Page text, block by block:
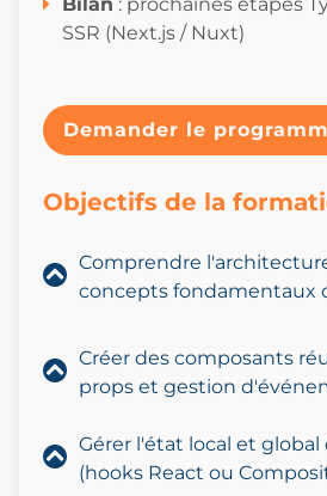
Bilan : prochaines étapes
SSR (Next.js / Nuxt)
Demander le
Objectifs de la
Comprendre
concepts fondamentaux
Créer des composants
props et gestion
Gérer l'état local et
(hooks React ou